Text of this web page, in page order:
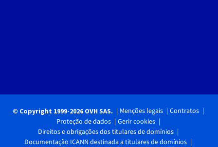
© Copyright 1999-2026 OVH SAS. Menções legais
Contratos
Proteção de dados
Gerir cookies
Direitos e obrigações dos titulares de domínios
Documentação ICANN destinada a titulares de domínios